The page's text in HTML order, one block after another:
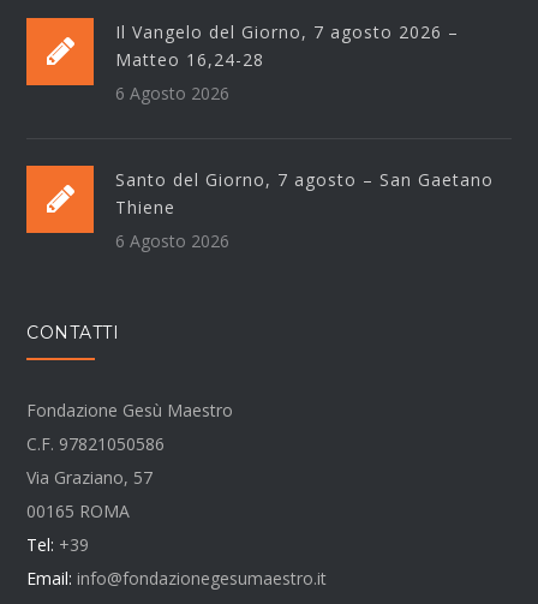
Il Vangelo del Giorno, 7 agosto 2026 –
Matteo 16,24-28
6 Agosto 2026
Santo del Giorno, 7 agosto – San Gaetano
Thiene
6 Agosto 2026
CONTATTI
Fondazione Gesù Maestro
C.F. 97821050586
Via Graziano, 57
00165 ROMA
Tel: +39
Email: info@fondazionegesumaestro.it